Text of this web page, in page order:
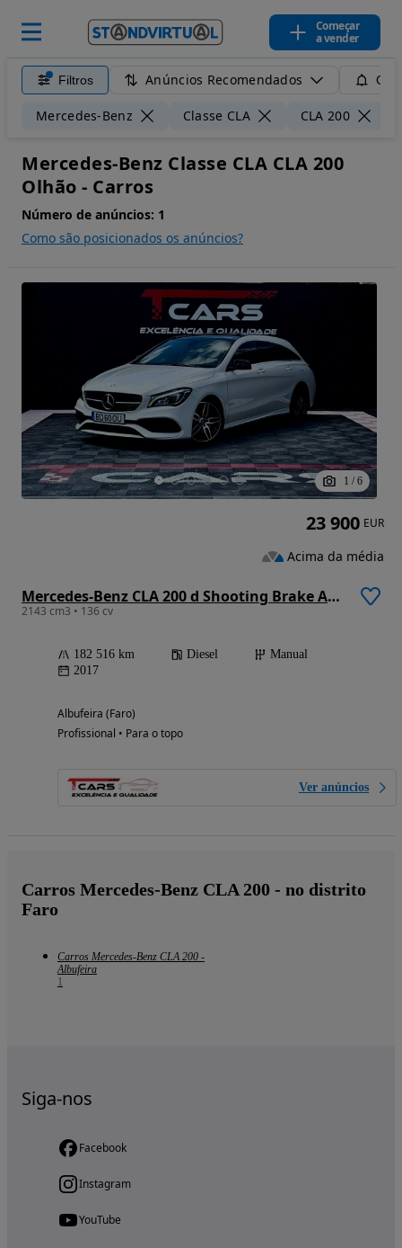
Começar
a vender
Filtros Anúncios Recomendados
Mercedes-Benz Classe CLA CLA 200
Mercedes-Benz Classe CLA CLA 200
Olhão - Carros
Número de anúncios: 1
Como são posicionados os anúncios?
1 / 6
Mercedes-Benz CLA 200 d Shooting Brake AMG Line
2143 cm3 • 136 cv
182 516 km Diesel
Manual
2017
Albufeira (Faro)
Profissional • Para o topo
Ver anúncios
23 900 EUR
Acima da média
Carros Mercedes-Benz CLA 200 - no distrito
Faro
Carros Mercedes-Benz CLA 200 -
Albufeira
1
Siga-nos
Facebook
Instagram
YouTube